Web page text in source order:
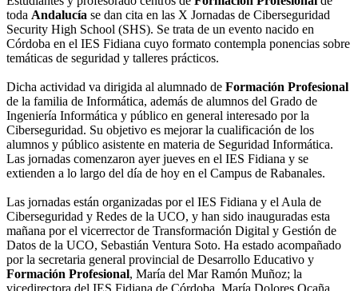
toda Andalucía se dan cita en las X Jornadas de Ciberseguridad
Security High School (SHS). Se trata de un evento nacido en
Córdoba en el IES Fidiana cuyo formato contempla ponencias sobre
temáticas de seguridad y talleres prácticos.
Dicha actividad va dirigida al alumnado de Formación Profesional
de la familia de Informática, además de alumnos del Grado de
Ingeniería Informática y público en general interesado por la
Ciberseguridad. Su objetivo es mejorar la cualificación de los
alumnos y público asistente en materia de Seguridad Informática.
Las jornadas comenzaron ayer jueves en el IES Fidiana y se
extienden a lo largo del día de hoy en el Campus de Rabanales.
Las jornadas están organizadas por el IES Fidiana y el Aula de
Ciberseguridad y Redes de la UCO, y han sido inauguradas esta
mañana por el vicerrector de Transformación Digital y Gestión de
Datos de la UCO, Sebastián Ventura Soto. Ha estado acompañado
por la secretaria general provincial de Desarrollo Educativo y
Formación Profesional, María del Mar Ramón Muñoz; la
vicedirectora del IES Fidiana de Córdoba, María Dolores Ocaña